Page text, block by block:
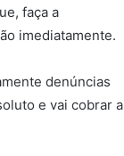
faça a
imediatamente.
denúncias
e vai cobrar